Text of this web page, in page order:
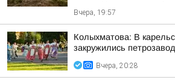
Вчера, 19:57
Колыхматова: В
закружились
Вчера, 20:28